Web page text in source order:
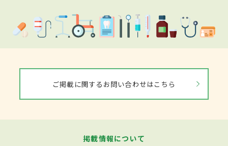
ご掲載に関するお問い合わせはこちら
掲載情報について